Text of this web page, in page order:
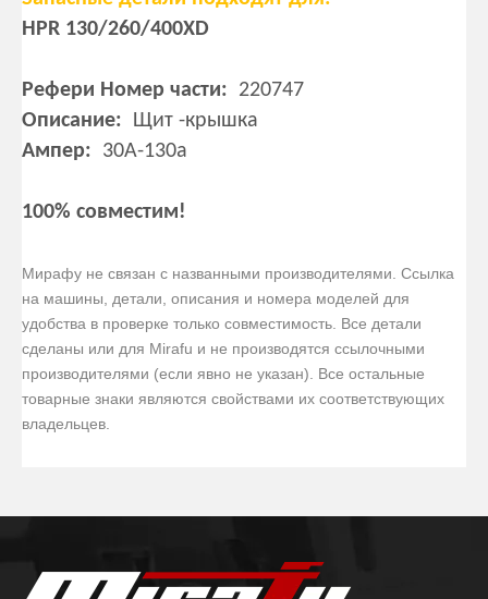
HPR 130/260/400XD
Рефери Номер части: 220747
Описание: Щит -крышка
Ампер: 30A-130а
100% совместим!
Мирафу не связан с названными производителями. Ссылка
на машины, детали, описания и номера моделей для
удобства в проверке только совместимость. Все детали
сделаны или для Mirafu и не производятся ссылочными
производителями (если явно не указан). Все остальные
товарные знаки являются свойствами их соответствующих
владельцев.